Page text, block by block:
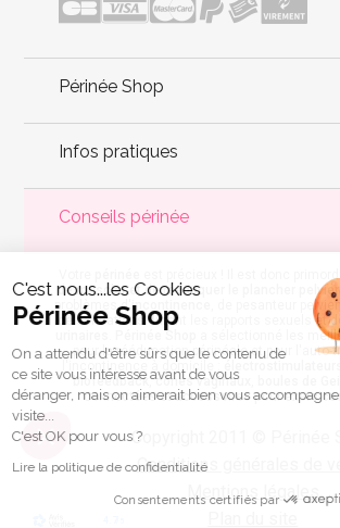
Périnée Shop
Infos pratiques
Conseils périnée
de muscler et de rééduquer le plancher
problèmes d'incontinence
, de pesanteur
de sensations durant les rapports sexuels et
Périnée Shop
a sélectionné les
pour la rééducation périnéale et pour l'auto-
l'incontinence à domicile :
biofeedback ,cônes vaginaux
connectées etaccessoires pour
Copyright 2011 © Périnée
Conditions générales de
Mentions légales
C'est nous...les Cookies
Périnée Shop
On a attendu d'être sûrs que le contenu de
ce site vous intéresse avant de vous
déranger, mais on aimerait bien vous
visite...
C'est OK pour vous ?
Lire la politique de confidentialité
Consentements certifiés par